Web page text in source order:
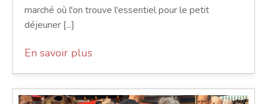
marché où l'on trouve l'essentiel pour le petit
déjeuner [...]
En savoir plus